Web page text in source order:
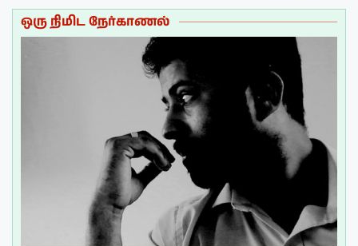
ஒரு நிமிட நேர்காணல்